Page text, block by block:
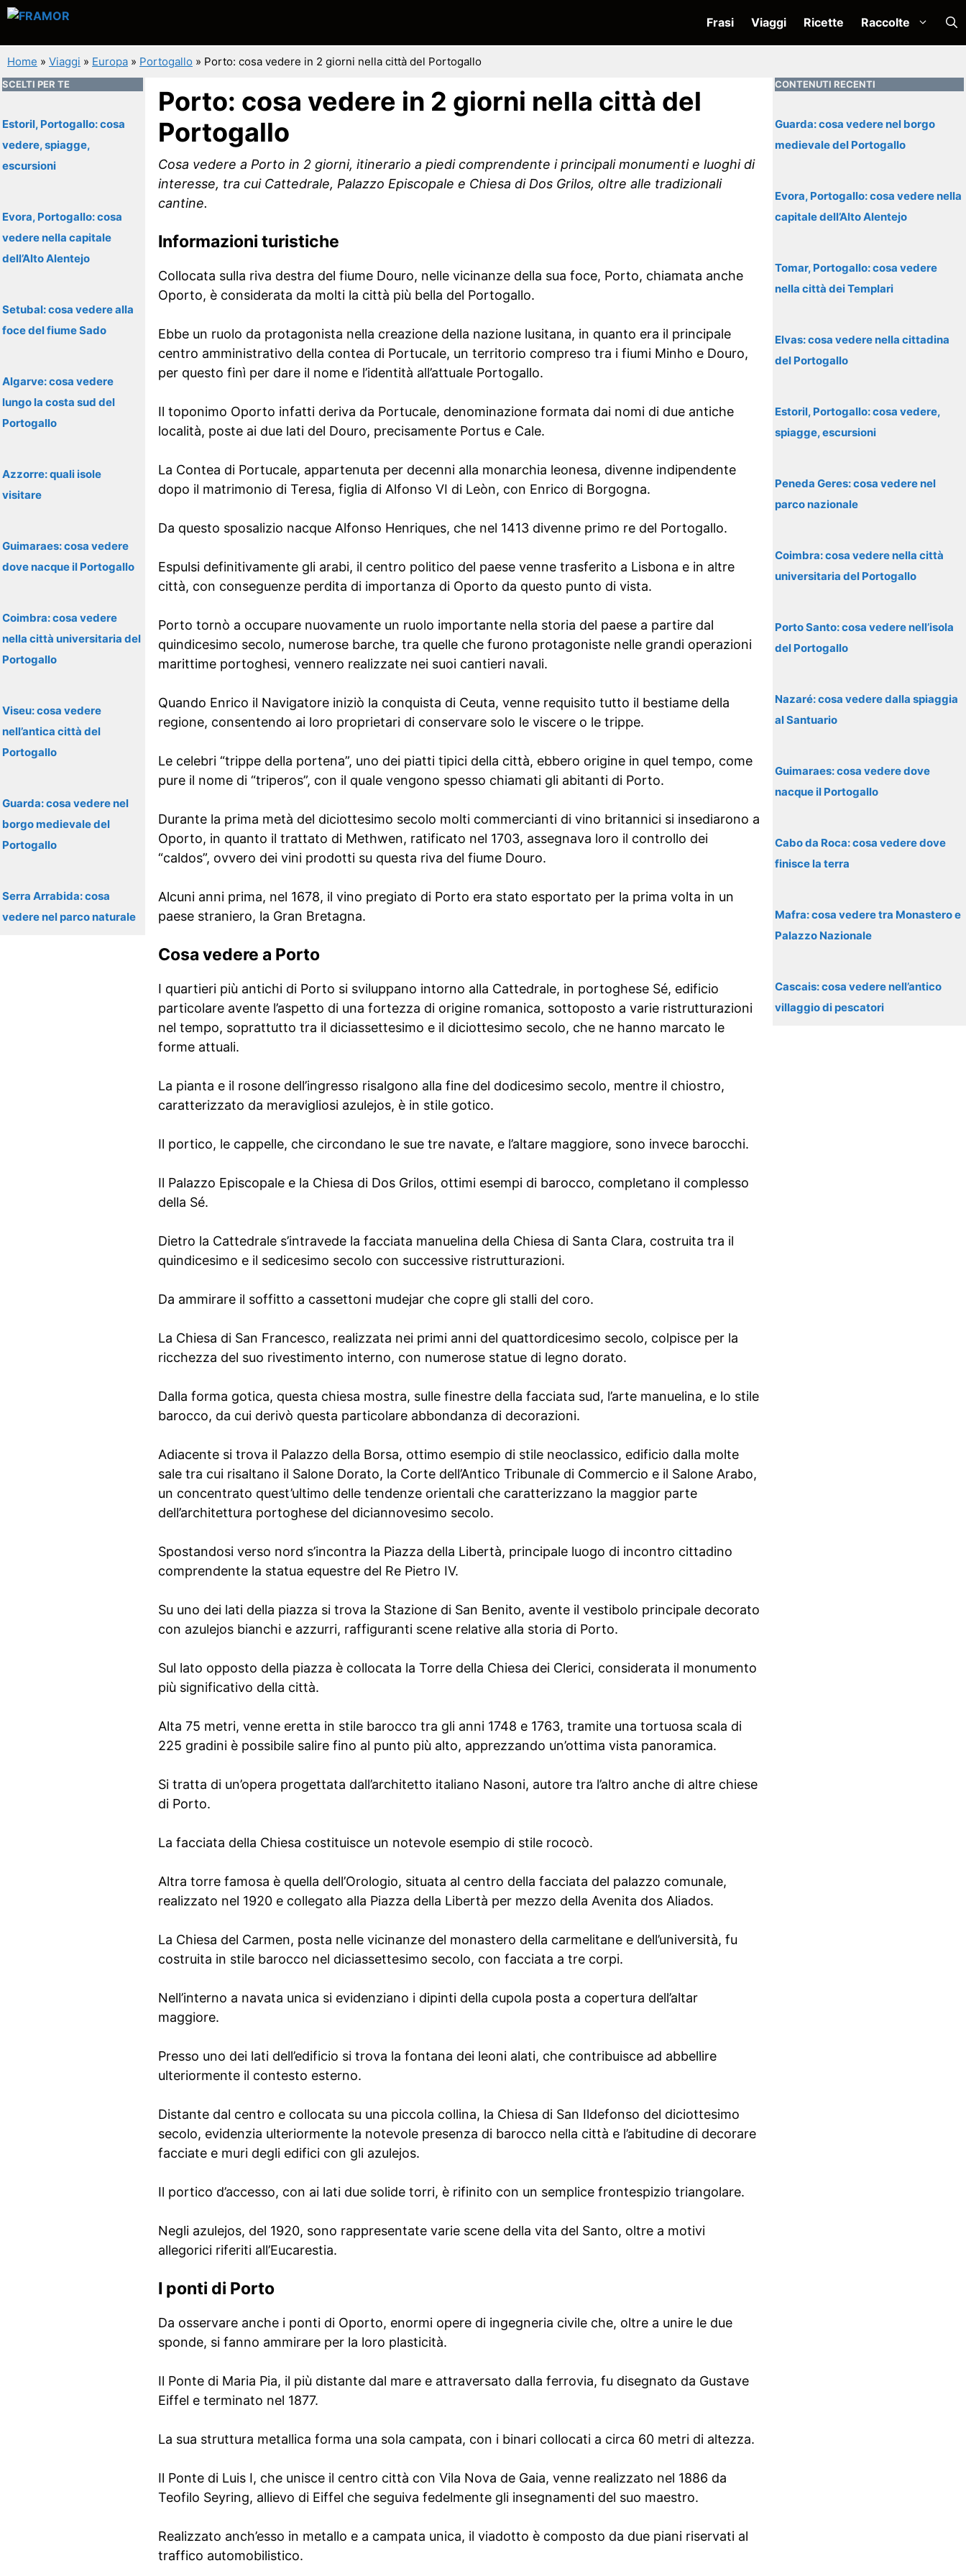
Vai
contenuto
Frasi Viaggi Ricette Raccolte
Home » Viaggi » Europa » Portogallo » Porto: cosa vedere in 2 giorni nella città del Portogallo
Porto: cosa vedere in 2 giorni nella città del
Portogallo
Cosa vedere a Porto in 2 giorni, itinerario a piedi comprendente i principali monumenti e luoghi di
interesse, tra cui Cattedrale, Palazzo Episcopale e Chiesa di Dos Grilos, oltre alle tradizionali
cantine.
Informazioni turistiche
Collocata sulla riva destra del fiume Douro, nelle vicinanze della sua foce, Porto, chiamata anche
Oporto, è considerata da molti la città più bella del Portogallo.
Ebbe un ruolo da protagonista nella creazione della nazione lusitana, in quanto era il principale
centro amministrativo della contea di Portucale, un territorio compreso tra i fiumi Minho e Douro,
per questo finì per dare il nome e l’identità all’attuale Portogallo.
Il toponimo Oporto infatti deriva da Portucale, denominazione formata dai nomi di due antiche
località, poste ai due lati del Douro, precisamente Portus e Cale.
La Contea di Portucale, appartenuta per decenni alla monarchia leonesa, divenne indipendente
dopo il matrimonio di Teresa, figlia di Alfonso VI di Leòn, con Enrico di Borgogna.
Da questo sposalizio nacque Alfonso Henriques, che nel 1413 divenne primo re del Portogallo.
Espulsi definitivamente gli arabi, il centro politico del paese venne trasferito a Lisbona e in altre
città, con conseguenze perdita di importanza di Oporto da questo punto di vista.
Porto tornò a occupare nuovamente un ruolo importante nella storia del paese a partire dal
quindicesimo secolo, numerose barche, tra quelle che furono protagoniste nelle grandi operazioni
marittime portoghesi, vennero realizzate nei suoi cantieri navali.
Quando Enrico il Navigatore iniziò la conquista di Ceuta, venne requisito tutto il bestiame della
regione, consentendo ai loro proprietari di conservare solo le viscere o le trippe.
Le celebri “trippe della portena”, uno dei piatti tipici della città, ebbero origine in quel tempo, come
pure il nome di “triperos”, con il quale vengono spesso chiamati gli abitanti di Porto.
Durante la prima metà del diciottesimo secolo molti commercianti di vino britannici si insediarono a
Oporto, in quanto il trattato di Methwen, ratificato nel 1703, assegnava loro il controllo dei
“caldos”, ovvero dei vini prodotti su questa riva del fiume Douro.
Alcuni anni prima, nel 1678, il vino pregiato di Porto era stato esportato per la prima volta in un
paese straniero, la Gran Bretagna.
Cosa vedere a Porto
I quartieri più antichi di Porto si sviluppano intorno alla Cattedrale, in portoghese Sé, edificio
particolare avente l’aspetto di una fortezza di origine romanica, sottoposto a varie ristrutturazioni
nel tempo, soprattutto tra il diciassettesimo e il diciottesimo secolo, che ne hanno marcato le
forme attuali.
La pianta e il rosone dell’ingresso risalgono alla fine del dodicesimo secolo, mentre il chiostro,
caratterizzato da meravigliosi azulejos, è in stile gotico.
Il portico, le cappelle, che circondano le sue tre navate, e l’altare maggiore, sono invece barocchi.
Il Palazzo Episcopale e la Chiesa di Dos Grilos, ottimi esempi di barocco, completano il complesso
della Sé.
Dietro la Cattedrale s’intravede la facciata manuelina della Chiesa di Santa Clara, costruita tra il
quindicesimo e il sedicesimo secolo con successive ristrutturazioni.
Da ammirare il soffitto a cassettoni mudejar che copre gli stalli del coro.
La Chiesa di San Francesco, realizzata nei primi anni del quattordicesimo secolo, colpisce per la
ricchezza del suo rivestimento interno, con numerose statue di legno dorato.
Dalla forma gotica, questa chiesa mostra, sulle finestre della facciata sud, l’arte manuelina, e lo stile
barocco, da cui derivò questa particolare abbondanza di decorazioni.
Adiacente si trova il Palazzo della Borsa, ottimo esempio di stile neoclassico, edificio dalla molte
sale tra cui risaltano il Salone Dorato, la Corte dell’Antico Tribunale di Commercio e il Salone Arabo,
un concentrato quest’ultimo delle tendenze orientali che caratterizzano la maggior parte
dell’architettura portoghese del diciannovesimo secolo.
Spostandosi verso nord s’incontra la Piazza della Libertà, principale luogo di incontro cittadino
comprendente la statua equestre del Re Pietro IV.
Su uno dei lati della piazza si trova la Stazione di San Benito, avente il vestibolo principale decorato
con azulejos bianchi e azzurri, raffiguranti scene relative alla storia di Porto.
Sul lato opposto della piazza è collocata la Torre della Chiesa dei Clerici, considerata il monumento
più significativo della città.
Alta 75 metri, venne eretta in stile barocco tra gli anni 1748 e 1763, tramite una tortuosa scala di
225 gradini è possibile salire fino al punto più alto, apprezzando un’ottima vista panoramica.
Si tratta di un’opera progettata dall’architetto italiano Nasoni, autore tra l’altro anche di altre chiese
di Porto.
La facciata della Chiesa costituisce un notevole esempio di stile rococò.
Altra torre famosa è quella dell’Orologio, situata al centro della facciata del palazzo comunale,
realizzato nel 1920 e collegato alla Piazza della Libertà per mezzo della Avenita dos Aliados.
La Chiesa del Carmen, posta nelle vicinanze del monastero della carmelitane e dell’università, fu
costruita in stile barocco nel diciassettesimo secolo, con facciata a tre corpi.
Nell’interno a navata unica si evidenziano i dipinti della cupola posta a copertura dell’altar
maggiore.
Presso uno dei lati dell’edificio si trova la fontana dei leoni alati, che contribuisce ad abbellire
ulteriormente il contesto esterno.
Distante dal centro e collocata su una piccola collina, la Chiesa di San Ildefonso del diciottesimo
secolo, evidenzia ulteriormente la notevole presenza di barocco nella città e l’abitudine di decorare
facciate e muri degli edifici con gli azulejos.
Il portico d’accesso, con ai lati due solide torri, è rifinito con un semplice frontespizio triangolare.
Negli azulejos, del 1920, sono rappresentate varie scene della vita del Santo, oltre a motivi
allegorici riferiti all’Eucarestia.
I ponti di Porto
Da osservare anche i ponti di Oporto, enormi opere di ingegneria civile che, oltre a unire le due
sponde, si fanno ammirare per la loro plasticità.
Il Ponte di Maria Pia, il più distante dal mare e attraversato dalla ferrovia, fu disegnato da Gustave
Eiffel e terminato nel 1877.
La sua struttura metallica forma una sola campata, con i binari collocati a circa 60 metri di altezza.
Il Ponte di Luis I, che unisce il centro città con Vila Nova de Gaia, venne realizzato nel 1886 da
Teofilo Seyring, allievo di Eiffel che seguiva fedelmente gli insegnamenti del suo maestro.
Realizzato anch’esso in metallo e a campata unica, il viadotto è composto da due piani riservati al
traffico automobilistico.
SCELTI PER TE
Estoril, Portogallo: cosa
vedere, spiagge,
escursioni
Evora, Portogallo: cosa
vedere nella capitale
dell’Alto Alentejo
Setubal: cosa vedere alla
foce del fiume Sado
Algarve: cosa vedere
lungo la costa sud del
Portogallo
Azzorre: quali isole
visitare
Guimaraes: cosa vedere
dove nacque il Portogallo
Coimbra: cosa vedere
nella città universitaria del
Portogallo
Viseu: cosa vedere
nell’antica città del
Portogallo
Guarda: cosa vedere nel
borgo medievale del
Portogallo
Serra Arrabida: cosa
vedere nel parco naturale
CONTENUTI RECENTI
Guarda: cosa vedere nel borgo
medievale del Portogallo
Evora, Portogallo: cosa vedere nella
capitale dell’Alto Alentejo
Tomar, Portogallo: cosa vedere
nella città dei Templari
Elvas: cosa vedere nella cittadina
del Portogallo
Estoril, Portogallo: cosa vedere,
spiagge, escursioni
Peneda Geres: cosa vedere nel
parco nazionale
Coimbra: cosa vedere nella città
universitaria del Portogallo
Porto Santo: cosa vedere nell’isola
del Portogallo
Nazaré: cosa vedere dalla spiaggia
al Santuario
Guimaraes: cosa vedere dove
nacque il Portogallo
Cabo da Roca: cosa vedere dove
finisce la terra
Mafra: cosa vedere tra Monastero e
Palazzo Nazionale
Cascais: cosa vedere nell’antico
villaggio di pescatori